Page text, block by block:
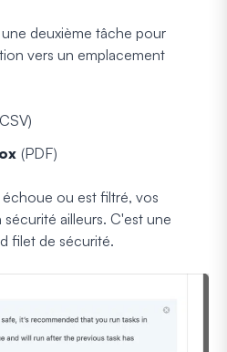
deuxième tâche pour
vers un emplacement
(PDF)
ou est filtré, vos
ailleurs. C'est une
filet de sécurité.